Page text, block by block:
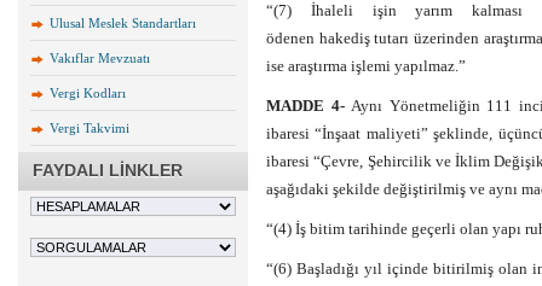
Ulusal Meslek Standartları
Vakıflar Mevzuatı
Vergi Kodları
Vergi Takvimi
FAYDALI LİNKLER
“(7) İhaleli işin yarım kalması
ödenen hakediş tutarı üzerinden
ise araştırma işlemi yapılmaz.”
MADDE 4- Aynı Yönetmeliğin 111
ibaresi “İnşaat maliyeti” şeklinde,
ibaresi “Çevre, Şehircilik ve İklim
aşağıdaki şekilde değiştirilmiş ve aynı
“(4) İş bitim tarihinde geçerli olan yapı
“(6) Başladığı yıl içinde bitirilmiş olan